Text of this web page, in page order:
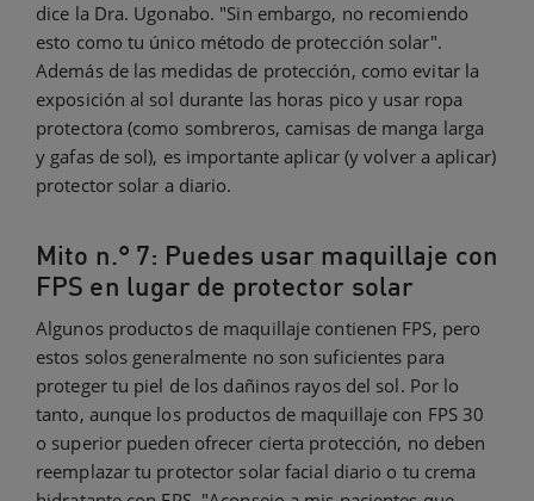
dice la Dra. Ugonabo. "Sin embargo, no recomiendo
esto como tu único método de protección solar".
Además de las medidas de protección, como evitar la
exposición al sol durante las horas pico y usar ropa
protectora (como sombreros, camisas de manga larga
y gafas de sol), es importante aplicar (y volver a aplicar)
protector solar a diario.
Mito n.° 7: Puedes usar maquillaje con
FPS en lugar de protector solar
Algunos productos de maquillaje contienen FPS, pero
estos solos generalmente no son suficientes para
proteger tu piel de los dañinos rayos del sol. Por lo
tanto, aunque los productos de maquillaje con FPS 30
o superior pueden ofrecer cierta protección, no deben
reemplazar tu protector solar facial diario o tu crema